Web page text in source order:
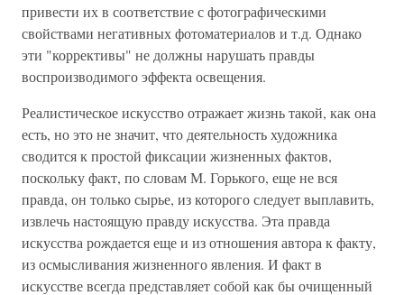
привести их в соответствие с фотографическими
свойствами негативных фотоматериалов и т.д. Однако
эти "коррективы" не должны нарушать правды
воспроизводимого эффекта освещения.
Реалистическое искусство отражает жизнь такой, как она
есть, но это не значит, что деятельность художника
сводится к простой фиксации жизненных фактов,
поскольку факт, по словам М. Горького, еще не вся
правда, он только сырье, из которого следует выплавить,
извлечь настоящую правду искусства. Эта правда
искусства рождается еще и из отношения автора к факту,
из осмысливания жизненного явления. И факт в
искусстве всегда представляет собой как бы очищенный